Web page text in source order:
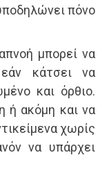
πόνο
μπορεί να
κάτσει να
και όρθιο.
ή ακόμη και να
χωρίς
να υπάρχει